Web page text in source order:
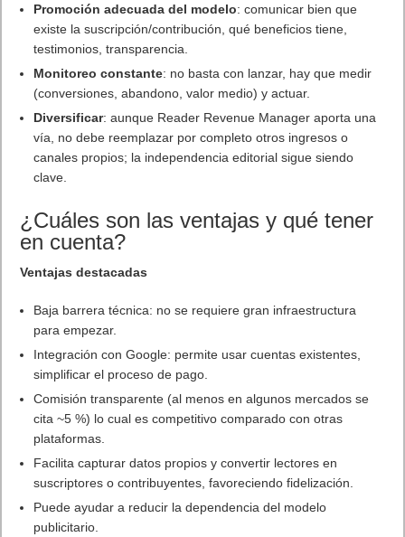
Promoción adecuada del modelo: comunicar bien que
existe la suscripción/contribución, qué beneficios tiene,
testimonios, transparencia.
Monitoreo constante: no basta con lanzar, hay que medir
(conversiones, abandono, valor medio) y actuar.
Diversificar: aunque Reader Revenue Manager aporta una
vía, no debe reemplazar por completo otros ingresos o
canales propios; la independencia editorial sigue siendo
clave.
¿Cuáles son las ventajas y qué tener
en cuenta?
Ventajas destacadas
Baja barrera técnica: no se requiere gran infraestructura
para empezar.
Integración con Google: permite usar cuentas existentes,
simplificar el proceso de pago.
Comisión transparente (al menos en algunos mercados se
cita ~5 %) lo cual es competitivo comparado con otras
plataformas.
Facilita capturar datos propios y convertir lectores en
suscriptores o contribuyentes, favoreciendo fidelización.
Puede ayudar a reducir la dependencia del modelo
publicitario.